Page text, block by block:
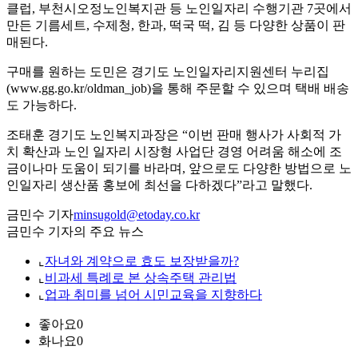
클럽, 부천시오정노인복지관 등 노인일자리 수행기관 7곳에서
만든 기름세트, 수제청, 한과, 떡국 떡, 김 등 다양한 상품이 판
매된다.
구매를 원하는 도민은 경기도 노인일자리지원센터 누리집
(www.gg.go.kr/oldman_job)을 통해 주문할 수 있으며 택배 배송
도 가능하다.
조태훈 경기도 노인복지과장은 “이번 판매 행사가 사회적 가
치 확산과 노인 일자리 시장형 사업단 경영 어려움 해소에 조
금이나마 도움이 되기를 바라며, 앞으로도 다양한 방법으로 노
인일자리 생산품 홍보에 최선을 다하겠다”라고 말했다.
금민수 기자minsugold@etoday.co.kr
금민수 기자의 주요 뉴스
⌞ 자녀와 계약으로 효도 보장받을까?
⌞ 비과세 특례로 본 상속주택 관리법
⌞ 업과 취미를 넘어 시민교육을 지향하다
좋아요0
화나요0